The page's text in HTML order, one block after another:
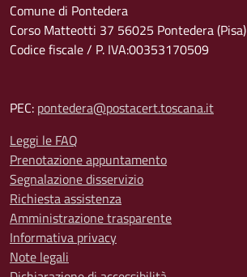
Comune di Pontedera
Corso Matteotti 37 56025 Pontedera (Pisa)
Codice fiscale / P. IVA:00353170509
PEC: pontedera@postacert.toscana.it
Leggi le FAQ
Prenotazione appuntamento
Segnalazione disservizio
Richiesta assistenza
Amministrazione trasparente
Informativa privacy
Note legali